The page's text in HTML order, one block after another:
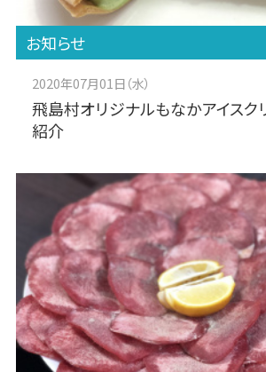
2020年07月01日（水）
飛島村オリジナルもなかアイスク
紹介
お知らせ